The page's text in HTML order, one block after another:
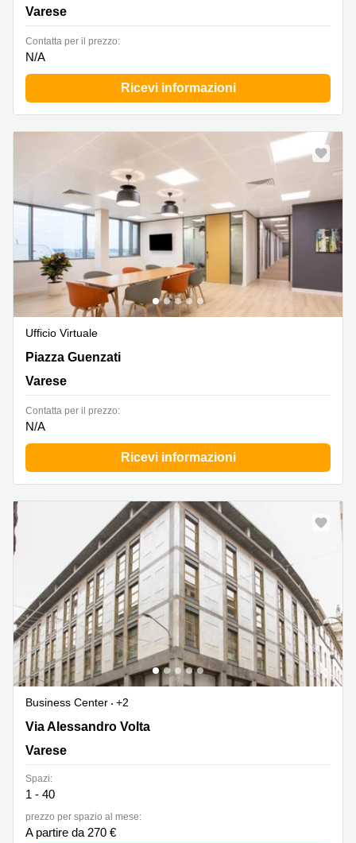
Varese
Сontatta per il prezzo:
N/A
Ricevi informazioni
Ufficio Virtuale
Piazza Guenzati 1, VA, Varese
Piazza Guenzati
Varese
Сontatta per il prezzo:
N/A
Ricevi informazioni
Business Center
+2
Via Alessandro Volta 9, Varese
Via Alessandro Volta
Varese
Spazi:
1 - 40
prezzo per spazio al mese:
A partire da 270 €